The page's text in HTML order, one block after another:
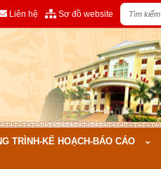
Liên hệ Sơ đồ website
TRÌNH-KẾ HOẠCH-BÁO CÁO
Nghị quyết
bố trí nguồn
địa phương để
Xây dựng Trụ